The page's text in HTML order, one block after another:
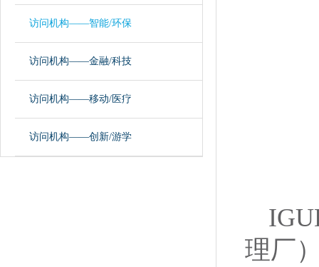
访问机构——智能/环保
访问机构——金融/科技
访问机构——移动/医疗
访问机构——创新/游学
理厂